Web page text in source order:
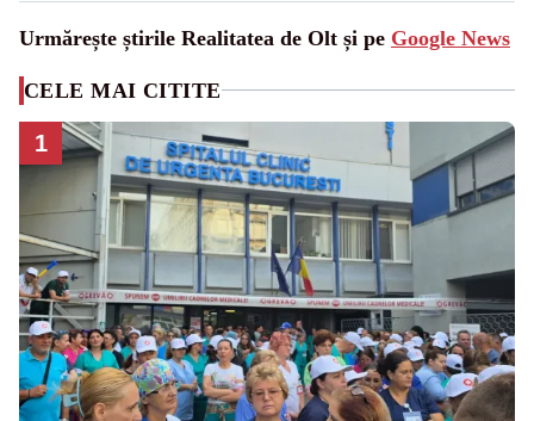
Urmărește știrile Realitatea de Olt și pe Google News
CELE MAI CITITE
1